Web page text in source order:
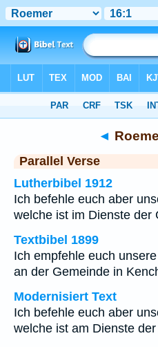
◄
Parallel Verse
Lutherbibel 1912
Ich befehle euch aber
welche ist im Dienste der
Textbibel 1899
Ich empfehle euch
an der Gemeinde in
Modernisiert Text
Ich befehle euch aber
welche ist am Dienste